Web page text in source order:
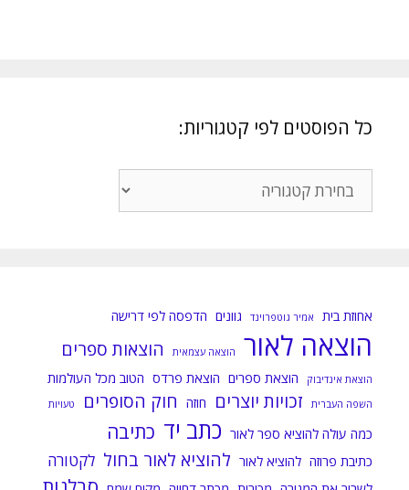
כל הפוסטים לפי קטגוריות:
הפוסטים
אחוזת בית אמיר גוטפרוינד גוונים הדפסה לפי דרישה
הוצאה לאור הוצאה עצמאית הוצאות ספרים
הוצאת אינדיבוק הוצאת ספרים הוצאת פרדס הטוב מכל העולמות
השפה העברית זכויות יוצרים חוזה חוק הסופרים טעויות
כמה עולה להוציא ספר לאור כתב יד כתיבה
כתיבת פרוזה להוציא לאור להוציא לאור בחול לקטורה